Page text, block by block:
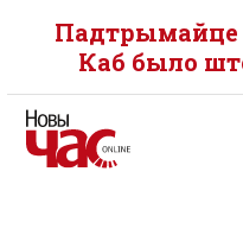
Падтрымайце
Каб было